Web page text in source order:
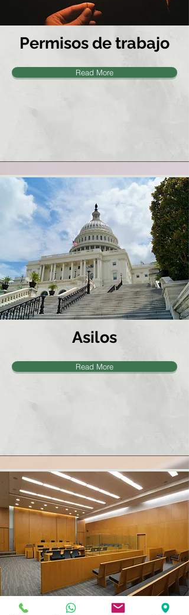
Permisos de trabajo
Read More
Asilos
Read More